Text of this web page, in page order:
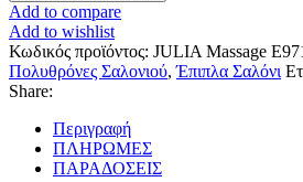
Add to compare
Add to wishlist
Κωδικός προϊόντος: JULIA Massage
Πολυθρόνες Σαλονιού, Έπιπλα Σαλόνι
Share:
Περιγραφή
ΠΛΗΡΩΜΕΣ
ΠΑΡΑΔΟΣΕΙΣ